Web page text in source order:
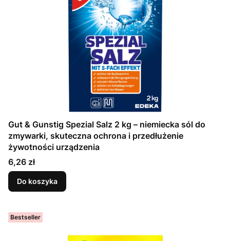
Gut & Gunstig Spezial Salz 2 kg – niemiecka sól do
zmywarki, skuteczna ochrona i przedłużenie
żywotności urządzenia
Cena
6,26 zł
Do koszyka
Bestseller